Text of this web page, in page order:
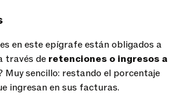
en este epígrafe están obligados a
través de retenciones o ingresos a
Muy sencillo: restando el porcentaje
ingresan en sus facturas.